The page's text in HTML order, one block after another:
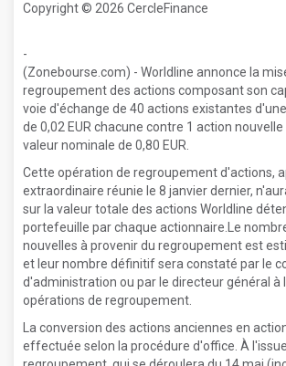
Copyright © 2026 CercleFinance
-
(Zonebourse.com) - Worldline annonce la
regroupement des actions composant son
voie d'échange de 40 actions existantes
de 0,02 EUR chacune contre 1 action
valeur nominale de 0,80 EUR.
Cette opération de regroupement d'actions,
extraordinaire réunie le 8 janvier dernier,
sur la valeur totale des actions Worldline
portefeuille par chaque actionnaire.Le
nouvelles à provenir du regroupement est
et leur nombre définitif sera constaté par le
d'administration ou par le directeur général à
opérations de regroupement.
La conversion des actions anciennes en
effectuée selon la procédure d'office. À